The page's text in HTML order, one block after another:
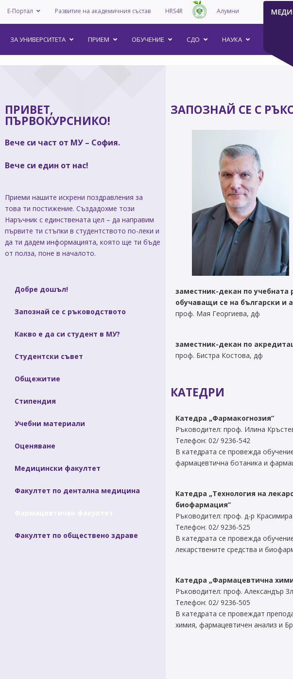
Е-Портал Развитие на академичния състав HRS4R Алумни
ЗА УНИВEРСИТЕТА
Медицински факултет
Фармацевтичен факултет
Факултет по обществено здраве
Филиал „Проф. д-р Ив. Митев” –
Медицински колеж – София
ДЕОС
техническа
база
Почивна
ПРИЕМ ОБУЧЕНИЕ СДО НАУКА
ПРИВЕТ,
ПЪРВОКУРСНИКО!
Вече си част от МУ – София.
Вече си един от нас!
Приеми нашите искрени поздравления за
това ти постижение. Създадохме този
Наръчник с единствената цел – да направим
първите ти стъпки в студентството по-леки и
да ти дадем информацията, която ще ти бъде
от полза, поне в началото.
Добре дошъл!
Запознай се с ръководството
Какво е да си студент в МУ?
Студентски съвет
Общежитие
Стипендия
Учебни материали
Оценяване
Медицински факултет
Факултет по дентална медицина
Факултет по обществено здраве
ЗАПОЗНАЙ СЕ С
заместник-декан по учебната
обучаващи се на български и
проф. Мая Георгиева, дф
заместник-декан по
проф. Бистра Костова, дф
КАТЕДРИ
Катедра „Фармакогнозия”
Ръководител: проф. Илина
Телефон: 02/ 9236-542
В катедрата се провежда
фармацевтична ботаника и
Катедра „Технология на
биофармация”
Ръководител: проф. д-р
Телефон: 02/ 9236-525
В катедрата се провежда
лекарствените средства и
Катедра „Фармацевтична
Ръководител: проф. Александър
Телефон: 02/ 9236-505
В катедрата се провеждат
химия, фармацевтичен анализ и